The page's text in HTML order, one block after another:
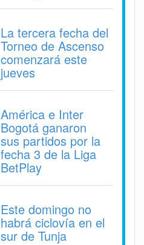
La tercera fecha del
Torneo de Ascenso
comenzará este
jueves
América e Inter
Bogotá ganaron
sus partidos por la
fecha 3 de la Liga
BetPlay
Este domingo no
habrá ciclovía en el
sur de Tunja